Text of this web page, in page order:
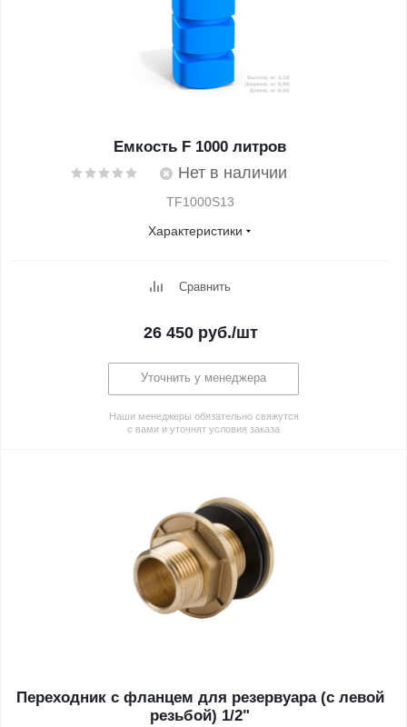
Емкость F 1000 литров
Нет в наличии
TF1000S13
Характеристики
Сравнить
26 450руб./шт
Уточнить у менеджера
Наши менеджеры обязательно свяжутся
с вами и уточнят условия заказа
Переходник с фланцем для резервуара (с левой
резьбой) 1/2"